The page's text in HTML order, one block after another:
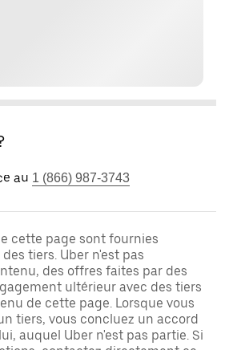
au 1 (866) 987-3743
cette page sont fournies
tiers. Uber n'est pas
des offres faites par des
ultérieur avec des tiers
de cette page. Lorsque vous
tiers, vous concluez un accord
auquel Uber n'est pas partie. Si